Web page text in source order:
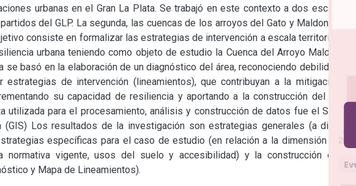
urbanas en el Gran La Plata. Se trabajó en este contexto a dos escalas: la
del GLP. La segunda, las cuencas de los arroyos del Gato y Maldonado en
consiste en formalizar las estrategias de intervención a escala territorial para
urbana teniendo como objeto de estudio la Cuenca del Arroyo Maldonado.
basó en la elaboración de un diagnóstico del área, reconociendo debilidades y
estrategias de intervención (lineamientos), que contribuyan a la mitigación del
su capacidad de resiliencia y aportando a la construcción del hábitat
utilizada para el procesamiento, análisis y construcción de datos fue el Sistema
(GIS) Los resultados de la investigación son estrategias generales (a diversas
específicas para el caso de estudio (en relación a la dimensión físico-
normativa vigente, usos del suelo y accesibilidad) y la construcción de una
y Mapa de Lineamientos).